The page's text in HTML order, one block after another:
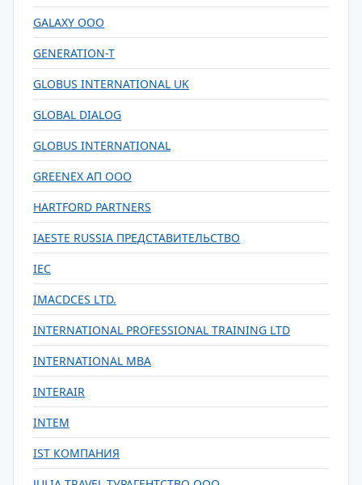
GALAXY ООО
GENERATION-T
GLOBUS INTERNATIONAL UK
GLOBAL DIALOG
GLOBUS INTERNATIONAL
GREENEX АП ООО
HARTFORD PARTNERS
IAESTE RUSSIA ПРЕДСТАВИТЕЛЬСТВО
IEC
IMACDCES LTD.
INTERNATIONAL PROFESSIONAL TRAINING LTD
INTERNATIONAL MBA
INTERAIR
INTEM
IST КОМПАНИЯ